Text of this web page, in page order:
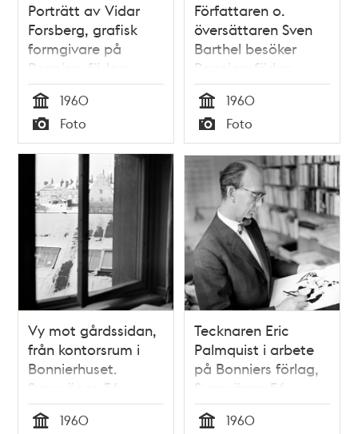
Porträtt av Vidar
Forsberg, grafisk
formgivare på
Bonniers förlag,
Sveavägen 56
Tid
1960
Typ
Foto
Författaren o.
översättaren Sven
Barthel besöker
Bonniers förlag,
Sveavägen 56
Tid
1960
Typ
Foto
Vy mot gårdssidan,
från kontorsrum i
Bonnierhuset.
Sveavägen 56
1960
Tecknaren Eric
Palmquist i arbete
på Bonniers förlag,
Sveavägen 56
1960